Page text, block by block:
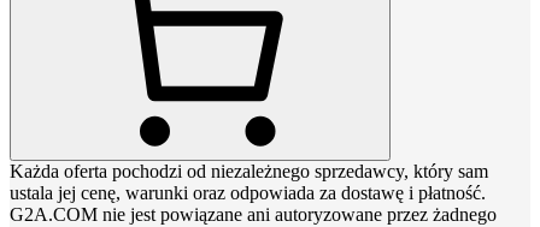
Każda oferta pochodzi od niezależnego sprzedawcy, który sam
ustala jej cenę, warunki oraz odpowiada za dostawę i płatność.
G2A.COM nie jest powiązane ani autoryzowane przez żadnego